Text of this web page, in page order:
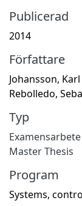
Publicerad
2014
Författare
Johansson, Karl
Rebolledo,
Typ
Master Thesis
Program
Systems,